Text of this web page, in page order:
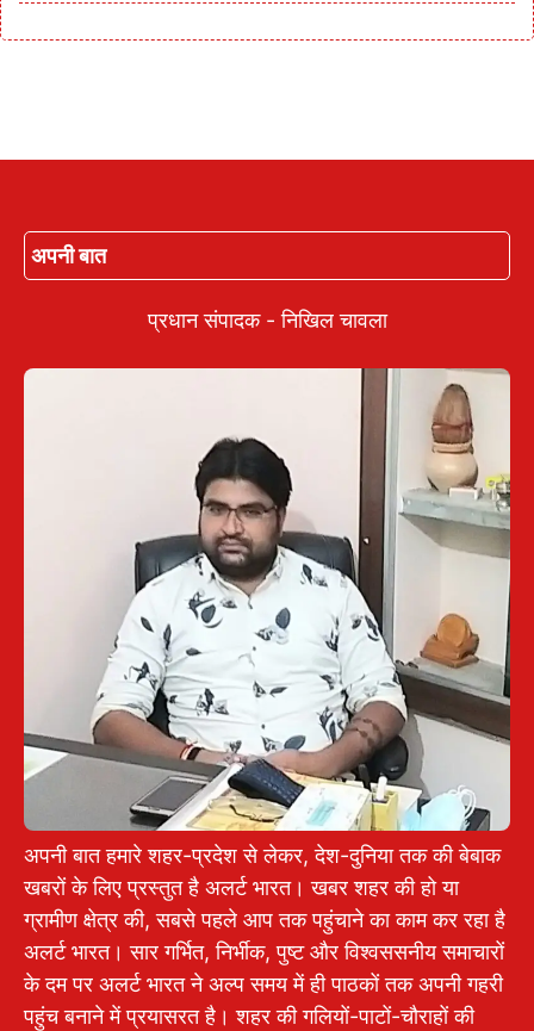
अपनी बात
प्रधान संपादक - निखिल चावला
अपनी बात हमारे शहर-प्रदेश से लेकर, देश-दुनिया तक की बेबाक
खबरों के लिए प्रस्तुत है अलर्ट भारत। खबर शहर की हो या
ग्रामीण क्षेत्र की, सबसे पहले आप तक पहुंचाने का काम कर रहा है
अलर्ट भारत। सार गर्भित, निर्भीक, पुष्ट और विश्वससनीय समाचारों
के दम पर अलर्ट भारत ने अल्प समय में ही पाठकों तक अपनी गहरी
पहुंच बनाने में प्रयासरत है। शहर की गलियों-पाटों-चौराहों की